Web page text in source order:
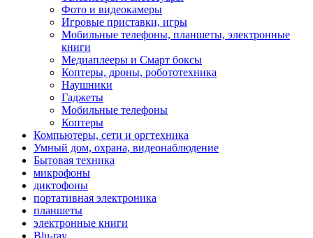
Фото и видеокамеры
Игровые приставки, игры
Мобильные телефоны, планшеты, электронные
книги
Медиаплееры и Смарт боксы
Коптеры, дроны, робототехника
Наушники
Гаджеты
Мобильные телефоны
Коптеры
Компьютеры, сети и оргтехника
Умный дом, охрана, видеонаблюдение
Бытовая техника
микрофоны
диктофоны
портативная электроника
планшеты
электронные книги
Blu-ray